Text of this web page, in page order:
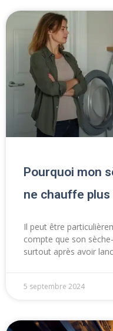
Pourquoi mon
ne chauffe plus
Il peut être
compte que son
surtout après avoir
5 septembre 2024